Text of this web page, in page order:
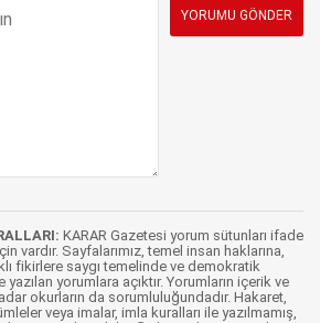
KARAR Gazetesi yorum sütunları ifade
vardır. Sayfalarımız, temel insan haklarına,
fikirlere saygı temelinde ve demokratik
yorumlara açıktır. Yorumların içerik ve
okurların da sorumluluğundadır. Hakaret,
veya imalar, imla kuralları ile yazılmamış,